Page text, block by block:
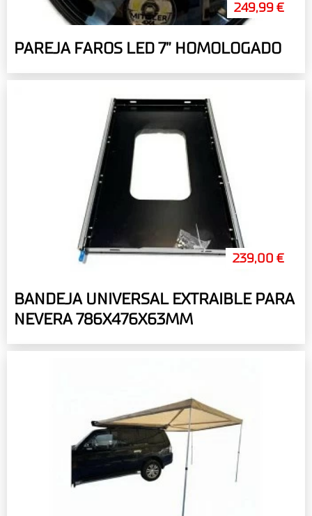
249,99 €
PAREJA FAROS LED 7” HOMOLOGADO
239,00 €
BANDEJA UNIVERSAL EXTRAIBLE PARA
NEVERA 786X476X63MM